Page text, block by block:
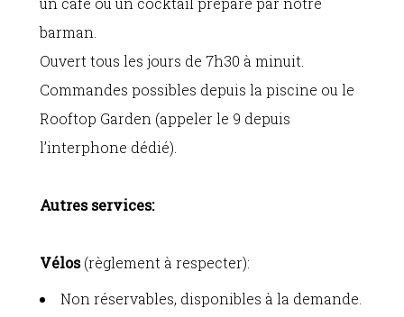
barman.
Ouvert tous les jours de 7h30 à minuit.
Commandes possibles depuis la piscine ou le
Rooftop Garden (appeler le 9 depuis
l’interphone dédié).
Autres services:
Vélos(règlement à respecter):
Non réservables, disponibles à la demande.